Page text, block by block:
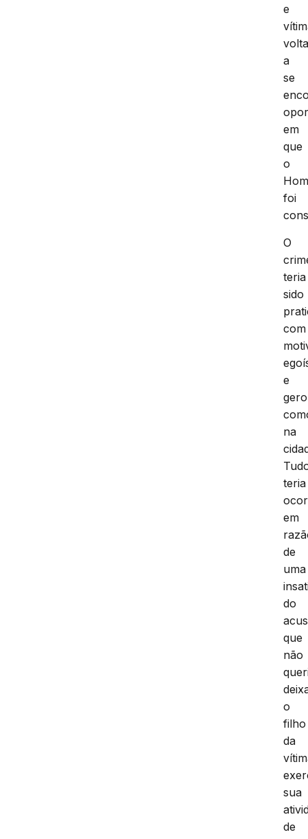
e
a
se
em
que
o
foi
O
teria
sido
com
e
na
teria
em
de
uma
do
que
não
o
filho
da
sua
de